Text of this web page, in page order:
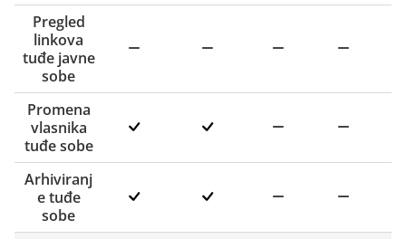
Pregled
linkova
tuđe javne
sobe
Promena
vlasnika
tuđe sobe
Arhiviranj
e tuđe
sobe